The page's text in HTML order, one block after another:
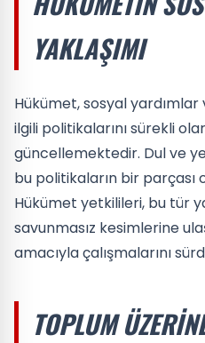
YAKLAŞIMI
Hükümet, sosyal
ilgili politikalarını sürekli
güncellemektedir. Dul ve
bu politikaların bir parçası
Hükümet yetkilileri, bu tür
savunmasız kesimlerine
amacıyla çalışmalarını
TOPLUM